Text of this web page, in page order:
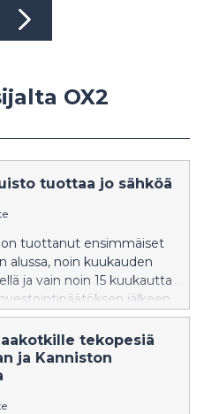
OX2
tuottaa jo sähköä
tuottanut ensimmäiset
alussa, noin kuukauden
ja vain noin 15 kuukautta
jälkeen.
tekopesiä
ja Kanniston